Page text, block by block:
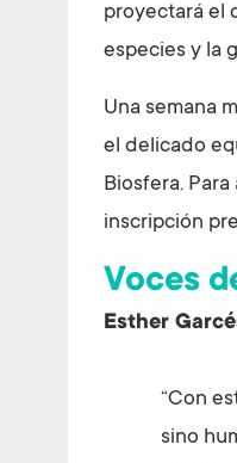
proyectará el
especies y la
Una semana
el delicado
Biosfera.
inscripción
Voces
Esther
“Con
sino